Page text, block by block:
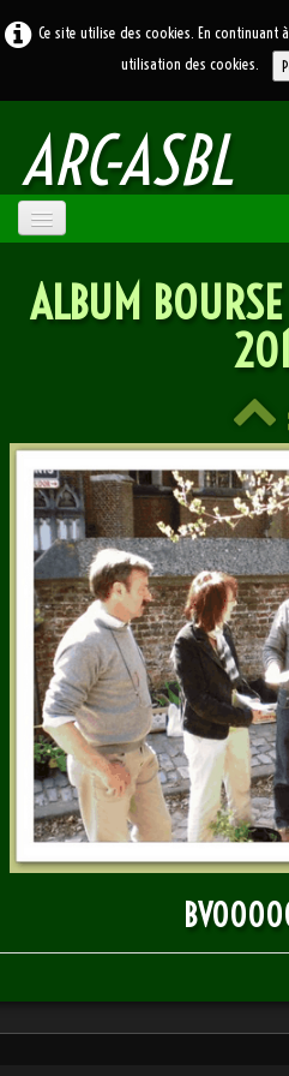
Ce site utilise des cookies. En continuant
utilisation des cookies.
ARC-ASBL
ATELIERS ▼
SOUVENIRS
BULLETIN D'INFOS
ALBUM